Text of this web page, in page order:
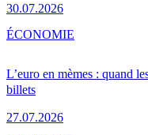
30.07.2026
L’euro en mèmes : quand
billets
27.07.2026
ÉCONOMIE